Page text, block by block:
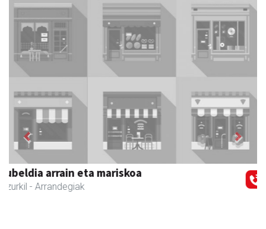
Zizurkilgo Udala
Zizurkil - Udaletxeak
Previous Next